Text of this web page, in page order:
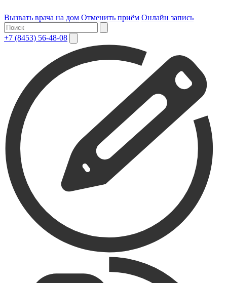
Вызвать врача на дом Отменить приём Онлайн запись
+7 (8453) 56-48-08